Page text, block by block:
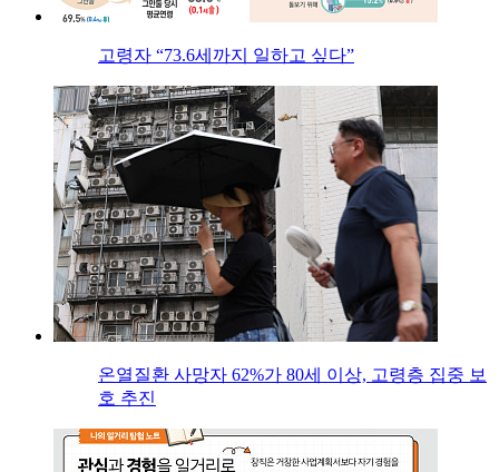
고령자 “73.6세까지 일하고 싶다”
온열질환 사망자 62%가 80세 이상, 고령층 집중 보
호 추진